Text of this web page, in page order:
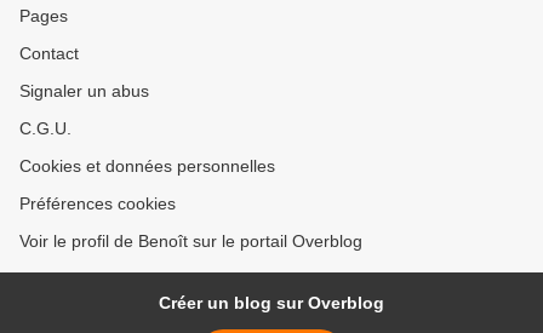
Pages
Contact
Signaler un abus
C.G.U.
Cookies et données personnelles
Préférences cookies
Voir le profil de Benoît sur le portail Overblog
Créer un blog sur Overblog